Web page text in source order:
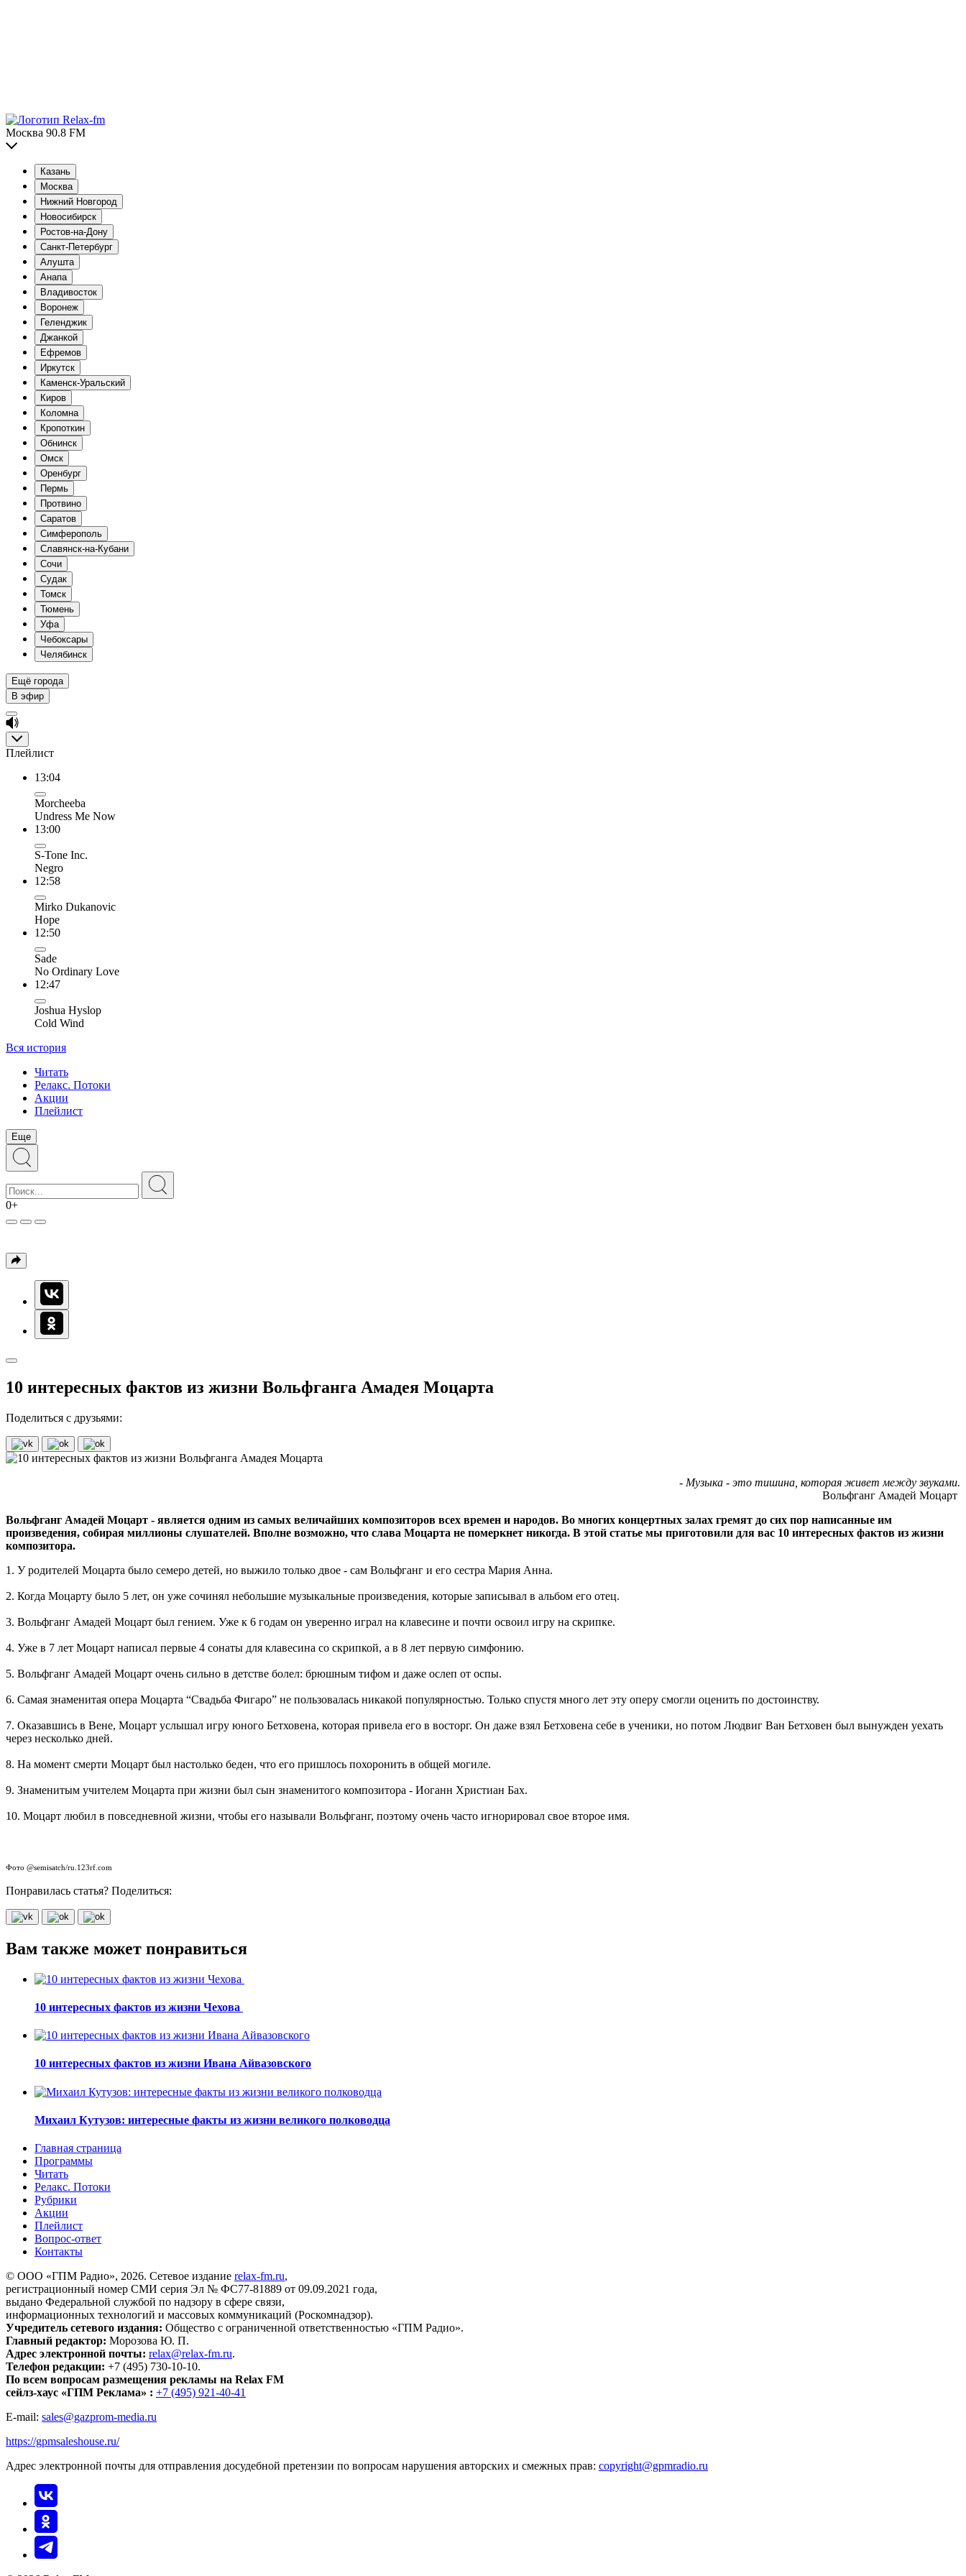
Москва 90.8 FM
Казань
Москва
Нижний Новгород
Новосибирск
Ростов-на-Дону
Санкт-Петербург
Алушта
Анапа
Владивосток
Воронеж
Геленджик
Джанкой
Ефремов
Иркутск
Каменск-Уральский
Киров
Коломна
Кропоткин
Обнинск
Омск
Оренбург
Пермь
Протвино
Саратов
Симферополь
Славянск-на-Кубани
Сочи
Судак
Томск
Тюмень
Уфа
Чебоксары
Челябинск
Ещё города
В эфир
Плейлист
13:04
Morcheeba
Undress Me Now
13:00
S-Tone Inc.
Negro
12:58
Mirko Dukanovic
Hope
12:50
Sade
No Ordinary Love
12:47
Joshua Hyslop
Cold Wind
Вся история
Читать
Релакс. Потоки
Акции
Плейлист
Еще
0+
10 интересных фактов из жизни Вольфганга Амадея Моцарта
Поделиться с друзьями:
- Музыка - это тишина, которая живет между звуками.
Вольфганг Амадей Моцарт
Вольфганг Амадей Моцарт - является одним из самых величайших композиторов всех времен и народов. Во многих концертных залах гремят до сих пор написанные им
произведения, собирая миллионы слушателей. Вполне возможно, что слава Моцарта не померкнет никогда. В этой статье мы приготовили для вас 10 интересных фактов из жизни
композитора.
1. У родителей Моцарта было семеро детей, но выжило только двое - сам Вольфганг и его сестра Мария Анна.
2. Когда Моцарту было 5 лет, он уже сочинял небольшие музыкальные произведения, которые записывал в альбом его отец.
3. Вольфганг Амадей Моцарт был гением. Уже к 6 годам он уверенно играл на клавесине и почти освоил игру на скрипке.
4. Уже в 7 лет Моцарт написал первые 4 сонаты для клавесина со скрипкой, а в 8 лет первую симфонию.
5. Вольфганг Амадей Моцарт очень сильно в детстве болел: брюшным тифом и даже ослеп от оспы.
6. Самая знаменитая опера Моцарта “Свадьба Фигаро” не пользовалась никакой популярностью. Только спустя много лет эту оперу смогли оценить по достоинству.
7. Оказавшись в Вене, Моцарт услышал игру юного Бетховена, которая привела его в восторг. Он даже взял Бетховена себе в ученики, но потом Людвиг Ван Бетховен был вынужден уехать
через несколько дней.
8. На момент смерти Моцарт был настолько беден, что его пришлось похоронить в общей могиле.
9. Знаменитым учителем Моцарта при жизни был сын знаменитого композитора - Иоганн Христиан Бах.
10. Моцарт любил в повседневной жизни, чтобы его называли Вольфганг, поэтому очень часто игнорировал свое второе имя.
Фото @semisatch/ru.123rf.com
Понравилась статья? Поделиться:
Вам также может понравиться
10 интересных фактов из жизни Чехова
10 интересных фактов из жизни Ивана Айвазовского
Михаил Кутузов: интересные факты из жизни великого полководца
Главная страница
Программы
Читать
Релакс. Потоки
Рубрики
Акции
Плейлист
Вопрос-ответ
Контакты
© ООО «ГПМ Радио», 2026. Сетевое издание relax-fm.ru,
регистрационный номер СМИ серия Эл № ФС77-81889 от 09.09.2021 года,
выдано Федеральной службой по надзору в сфере связи,
информационных технологий и массовых коммуникаций (Роскомнадзор).
Учредитель сетевого издания: Общество с ограниченной ответственностью «ГПМ Радио».
Главный редактор: Морозова Ю. П.
Адрес электронной почты: relax@relax-fm.ru.
Телефон редакции: +7 (495) 730-10-10.
По всем вопросам размещения рекламы на Relax FM
сейлз-хаус «ГПМ Реклама» : +7 (495) 921-40-41
E-mail: sales@gazprom-media.ru
https://gpmsaleshouse.ru/
Адрес электронной почты для отправления досудебной претензии по вопросам нарушения авторских и смежных прав: copyright@gpmradio.ru